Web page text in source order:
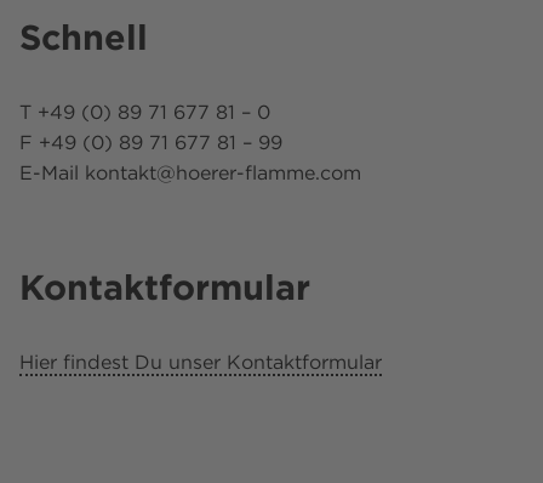
Schnell
T +49 (0) 89 71 677 81 – 0
F +49 (0) 89 71 677 81 – 99
E-Mail kontakt@hoerer-flamme.com
Kontaktformular
Hier findest Du unser Kontaktformular